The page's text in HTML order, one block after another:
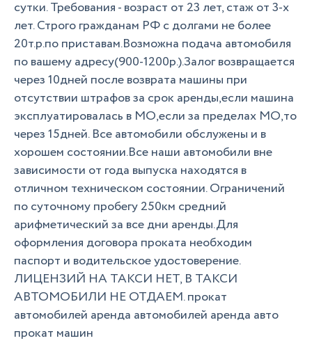
сутки. Требования - возраст от 23 лет, стаж от 3-х
лет. Строго гражданам РФ с долгами не более
20т.р.по приставам.Возможна подача автомобиля
по вашему адресу(900-1200р.).Залог возвращается
через 10дней после возврата машины при
отсутствии штрафов за срок аренды,если машина
эксплуатировалась в МО,если за пределах МО,то
через 15дней. Все автомобили обслужены и в
хорошем состоянии.Все наши автомобили вне
зависимости от года выпуска находятся в
отличном техническом состоянии. Ограничений
по суточному пробегу 250км средний
арифметический за все дни аренды.Для
оформления договора проката необходим
паспорт и водительское удостоверение.
ЛИЦЕНЗИЙ НА ТАКСИ НЕТ, В ТАКСИ
АВТОМОБИЛИ НЕ ОТДАЕМ. прокат
автомобилей аренда автомобилей аренда авто
прокат машин